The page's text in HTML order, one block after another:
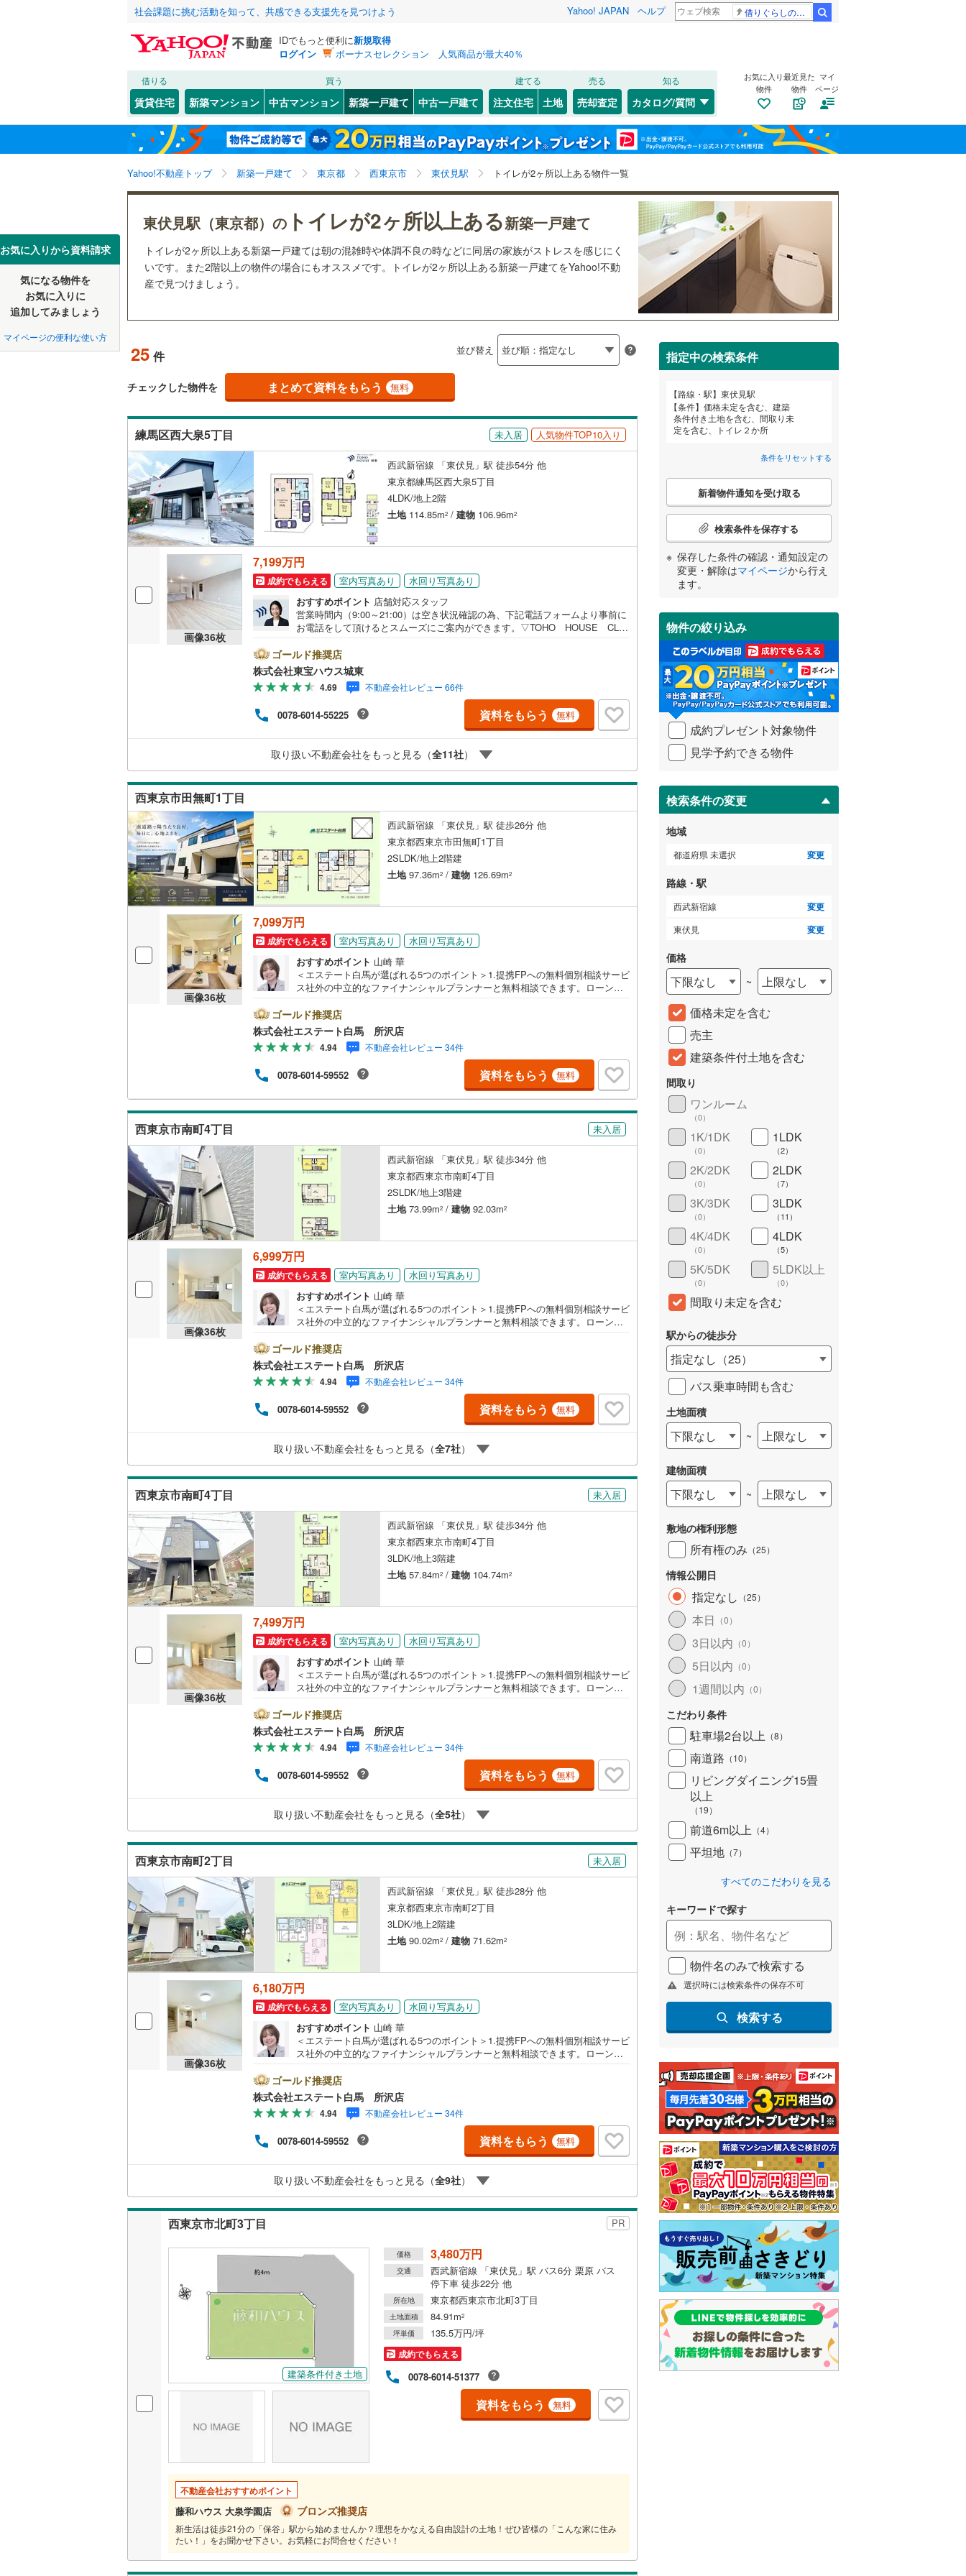
社会課題に挑む活動を知って、共感できる支援先を見つけよう Yahoo! JAPAN ヘルプ 借りぐらしのアリエッティ 耳をすませば
IDでもっと便利に新規取得
ログイン
ボーナスセレクション 人気商品が最大40％
借りる
賃貸住宅
買う
新築マンション 中古マンション 新築一戸建て 中古一戸建て
建てる
注文住宅 土地
売る
売却査定
知る
カタログ/質問
お気に入り
物件
最近見た
物件
マイ
ページ
Yahoo!不動産トップ 新築一戸建て 東京都 西東京市 東伏見駅 トイレが2ヶ所以上ある物件一覧
お気に入りから資料請求
気になる物件を
お気に入りに
追加してみましょう
マイページの便利な使い方
東伏見駅（東京都）の トイレが2ヶ所以上ある新築一戸建て
トイレが2ヶ所以上ある新築一戸建ては朝の混雑時や体調不良の時などに同居の家族がストレスを感じにく
いです。また2階以上の物件の場合にもオススメです。トイレが2ヶ所以上ある新築一戸建てをYahoo!不動
産で見つけましょう。
25 件 並び替え
チェックした物件を まとめて資料をもらう 無料
練馬区西大泉5丁目 未入居 人気物件TOP10入り
西武新宿線 「東伏見」駅 徒歩54分 他
東京都練馬区西大泉5丁目
4LDK/地上2階
土地114.85m2 / 建物 106.96m2
画像36枚
7,199万円
成約でもらえる 室内写真あり
水回り写真あり
おすすめポイント 店舗対応スタッフ
営業時間内（9:00～21:00）は空き状況確認の為、下記電話フォームより事前に
お電話をして頂けるとスムーズにご案内ができます。▽TOHO HOUSE CLU
て暮らしの「安心」を守り続けます。【Yahoo！ 不動産キャンペーン対象店
舗】当店で物件を成約するとPayPayボーナスライトがもらえる「Yahoo！ 不動
産 物件ご成約キャンペーン」の対象になります。「資料をもらう」「見学予約
をする」ボタンからお問い合わせください。※必ずYahoo！ JAPAN IDでログイ
ンしてください。※PayPayボーナスライトは出金と譲渡はできません。ご案
内・詳細な資料のご請求はお気軽にどうぞ♪お電話でのお問い合わせも常時受け
付けております！■頭金0円からのご購入可能です■（諸費用もOK）お気軽にお
ゴールド推奨店
株式会社東宝ハウス城東
4.69 不動産会社レビュー 66件
0078-6014-55225 資料をもらう 無料
取り扱い不動産会社をもっと見る（全11社）
西東京市田無町1丁目
西武新宿線 「東伏見」駅 徒歩26分 他
東京都西東京市田無町1丁目
2SLDK/地上2階建
土地97.36m2 / 建物 126.69m2
画像36枚
7,099万円
成約でもらえる 室内写真あり
水回り写真あり
おすすめポイント 山崎 華
＜エステート白馬が選ばれる5つのポイント＞1.提携FPへの無料個別相談サービ
ス社外の中立的なファイナンシャルプランナーと無料相談できます。ローン返
報が豊富所沢市を中心にたくさんの情報をご用意しております。インターネッ
ト広告前の物件も多数取り揃えております。お客様のご希望エリアをお申し付
けください。3.自社グループでリフォーム、新築請負所沢店の3階はリフォー
ム、注文建築部門の相談スペースです。一級建築士をはじめとした専門スタッ
フがおりますのでご見学とあわせて、リフォームや注文建築についてご相談頂
けます4.年中無休（年末年始除く）で営業しております営業時間 9:30～19:00
この時間はお電話でのお問合わせがスムーズです5.お子様連れでおこしくだ
さいキッズスペース、授乳室、オムツ替えベッド、アンパンマンジュースをご
用意しております。ご見学ご希望の方は、右上の“室内・現地を見学する（無
ゴールド推奨店
株式会社エステート白馬 所沢店
4.94 不動産会社レビュー 34件
0078-6014-59552 資料をもらう 無料
西東京市南町4丁目 未入居
西武新宿線 「東伏見」駅 徒歩34分 他
東京都西東京市南町4丁目
2SLDK/地上3階建
土地73.99m2 / 建物 92.03m2
画像36枚
6,999万円
成約でもらえる 室内写真あり
水回り写真あり
おすすめポイント 山崎 華
＜エステート白馬が選ばれる5つのポイント＞1.提携FPへの無料個別相談サービ
ス社外の中立的なファイナンシャルプランナーと無料相談できます。ローン返
報が豊富所沢市を中心にたくさんの情報をご用意しております。インターネッ
ト広告前の物件も多数取り揃えております。お客様のご希望エリアをお申し付
けください。3.自社グループでリフォーム、新築請負所沢店の3階はリフォー
ム、注文建築部門の相談スペースです。一級建築士をはじめとした専門スタッ
フがおりますのでご見学とあわせて、リフォームや注文建築についてご相談頂
けます4.年中無休（年末年始除く）で営業しております営業時間 9:30～19:00
この時間はお電話でのお問合わせがスムーズです5.お子様連れでおこしくだ
用意しております。ご見学ご希望の方は、右上の“室内・現地を見学する（無
料）をボタンからご予約ください。
ゴールド推奨店
株式会社エステート白馬 所沢店
4.94 不動産会社レビュー 34件
0078-6014-59552 資料をもらう 無料
取り扱い不動産会社をもっと見る（全7社）
西東京市南町4丁目 未入居
西武新宿線 「東伏見」駅 徒歩34分 他
東京都西東京市南町4丁目
3LDK/地上3階建
土地57.84m2 / 建物 104.74m2
画像36枚
7,499万円
成約でもらえる 室内写真あり
水回り写真あり
おすすめポイント 山崎 華
＜エステート白馬が選ばれる5つのポイント＞1.提携FPへの無料個別相談サービ
ス社外の中立的なファイナンシャルプランナーと無料相談できます。ローン返
報が豊富所沢市を中心にたくさんの情報をご用意しております。インターネッ
ト広告前の物件も多数取り揃えております。お客様のご希望エリアをお申し付
けください。3.自社グループでリフォーム、新築請負所沢店の3階はリフォー
ム、注文建築部門の相談スペースです。一級建築士をはじめとした専門スタッ
フがおりますのでご見学とあわせて、リフォームや注文建築についてご相談頂
けます4.年中無休（年末年始除く）で営業しております営業時間 9:30～19:00
この時間はお電話でのお問合わせがスムーズです5.お子様連れでおこしくだ
用意しております。ご見学ご希望の方は、右上の“室内・現地を見学する（無
料）をボタンからご予約ください。
ゴールド推奨店
株式会社エステート白馬 所沢店
4.94 不動産会社レビュー 34件
0078-6014-59552 資料をもらう 無料
取り扱い不動産会社をもっと見る（全5社）
西東京市南町2丁目 未入居
西武新宿線 「東伏見」駅 徒歩28分 他
東京都西東京市南町2丁目
3LDK/地上2階建
土地90.02m2 / 建物 71.62m2
画像36枚
6,180万円
成約でもらえる 室内写真あり
水回り写真あり
おすすめポイント 山崎 華
＜エステート白馬が選ばれる5つのポイント＞1.提携FPへの無料個別相談サービ
ス社外の中立的なファイナンシャルプランナーと無料相談できます。ローン返
報が豊富所沢市を中心にたくさんの情報をご用意しております。インターネッ
ト広告前の物件も多数取り揃えております。お客様のご希望エリアをお申し付
けください。3.自社グループでリフォーム、新築請負所沢店の3階はリフォー
ム、注文建築部門の相談スペースです。一級建築士をはじめとした専門スタッ
フがおりますのでご見学とあわせて、リフォームや注文建築についてご相談頂
けます4.年中無休（年末年始除く）で営業しております営業時間 9:30～19:00
この時間はお電話でのお問合わせがスムーズです5.お子様連れでおこしくだ
用意しております。ご見学ご希望の方は、右上の“室内・現地を見学する（無
料）をボタンからご予約ください。
ゴールド推奨店
株式会社エステート白馬 所沢店
4.94 不動産会社レビュー 34件
0078-6014-59552 資料をもらう 無料
取り扱い不動産会社をもっと見る（全9社）
西東京市北町3丁目 PR
建築条件付き土地
価格 3,480万円
交通
西武新宿線 「東伏見」駅 バス6分 栗原 バス
停下車 徒歩22分 他
所在地 東京都西東京市北町3丁目
土地面積 84.91m2
坪単価 135.5万円/坪
成約でもらえる
0078-6014-51377
資料をもらう 無料
不動産会社おすすめポイント
藤和ハウス 大泉学園店 ブロンズ推奨店
新生活は徒歩21分の「保谷」駅から始めませんか？理想をかなえる自由設計の土地！ぜひ皆様の「こんな家に住み
たい！」をお聞かせ下さい。お気軽にお問合せください！
指定中の検索条件
路線・駅
東伏見駅
条件
価格未定を含む、建築
条件付き土地を含む、間取り未
定を含む、トイレ２か所
条件をリセットする
こ
検
条
件
受
け
取
る
・
条
件
を
イ
ペ
ジ
に
保
存
す
る
新着物件通知を受け取る
検索条件を保存する
保存した条件の確認・通知設定の
変更・解除はマイページから行え
ます。
物件の絞り込み
成約プレゼント対象物件
見学予約できる物件
検索条件の変更
地域
都道府県 未選択 変更
路線・駅
西武新宿線 変更
東伏見 変更
価格
下限なし ~
上限なし
価格未定を含む
売主
建築条件付土地を含む
間取り
ワンルーム
（0）
1K/1DK
（0）
1LDK
（2）
2K/2DK
（0）
2LDK
（7）
3K/3DK
（0）
3LDK
（11 ）
4K/4DK
（0）
4LDK
（5）
5K/5DK
（0）
5LDK以上
（0）
間取り未定を含む
駅からの徒歩分
指定なし （25）
バス乗車時間も含む
土地面積
下限なし ~ 上限なし
建物面積
下限なし ~ 上限なし
敷地の権利形態
所有権のみ （25）
情報公開日
指定なし （25）
本日 （0）
3日以内 （0）
5日以内 （0）
1週間以内 （0）
こだわり条件
駐車場2台以上 （8）
南道路 （10）
リビングダイニング15畳
以上
（19）
前道6m以上 （4）
平坦地 （7）
すべてのこだわりを見る
キーワードで探す
物件名のみで検索する
選択時には検索条件の保存不可
検索する
北海道 北海道
東北 青森 岩手 宮城 秋田 山形 福島
関東 東京 神奈川 埼玉 千葉 茨城
新潟 長野 富山 石川
東海 愛知 岐阜 静岡 三重
近畿 和歌山
中国 鳥取 島根 岡山 広島 山口
高知
福岡 佐賀 長崎 鹿児島 沖縄
該当物件0件 この条件で検索する 条件をリセットする
該当物件0件 この条件で検索する 条件をリセットする
該当物件0件 この条件で検索する 条件をリセットする
JR 函館本線(0) 札沼線(0) 千歳線(0)
石勝線(0) 室蘭本線(0) 日高本線(0)
根室本線(0) 富良野線(0) 宗谷本線(0)
石北本線
(0) 釧網本線(0)
常磐線(1,082) 水郡線(209) 川越線(665)
高崎線(1,458) 上越線(250) 吾妻線(50
)
両毛線(289) 水戸線(61) 日光線 (160)
仙石線
釜石線(5)
花輪線 (0) 八戸線(3)
大湊線(0)
陸羽西線(0)
米坂線(2) 左沢線( 46
五能線(0)
羽越本線
5) 信越本線(107)
飯山線(0 越後線(13 弥彦線(0)
湘南新宿ライン（宇都宮～逗子）
(1,996)
湘南新宿ライン（前橋～小田原）
総武本線(583)
外房線(204) 内房線 京葉線(253
成田線(218) 鹿島線 (5) 久留里線(137)
山手線(75)
南武線(420) 武蔵野線(1,758)
横浜線 (1,752) 横須賀線(698 )
相模線(1,413) 中央本線（JR東日本）(960 青梅線
五日市線(203) 八高線 小海線(6)
篠ノ井線(10) 大糸線（JR東日本）(4)
総武線(948)
伊東線
1) 東海道本線（JR東海） 御殿場線
身延線( 118) 中央本線（JR東海）
武豊線
146 ) 高山本線（JR東海） 太多線 (65
関西本線（JR東海）(246) 紀勢本線（JR東海）(7) 名松線(4)
参宮線(0) 博多南線 東海道本線（JR西日本）
大糸線（JR西日本）( 0) 小浜線
越美北線(1) 七尾線(0) 城端線(0 )
氷見線 (0) 関西本線（JR西日本） (
紀勢本線（JR西日本）(3) 大阪環状線
福知山線 山陽本線（JR西日本）( 872)
播但線(56) 姫新線
(36
宇野線(40) 伯備線(67) 芸備線(79 )
福塩線(40) 呉線( 可部線(53)
岩徳線(0) 宇部線(0)
小野田線(1) 山陰本線(
舞鶴線( 1)
木次線(0) 草津線 奈良線 (180
桜井線(146) 片町線(223) 和歌山線(104)
東西線(40)
おおさか東線(91 予讃線(1 )
内子線 (0 高徳線(1)
鳴門線(0) 徳島線(1) 牟岐線(2)
山陽本線（JR九州） (29)
鹿児島本線(1,307) 香椎線(278) 篠栗線(138
指宿枕崎線 144
長崎本線( 122) 唐津線( 31
佐世保線(10 大村線 久大本線(97)
豊肥本線(449 日豊本線( 日田彦山線(
日南線(26) 筑豊本線(162 )
後藤寺線
北海道新幹線(0
東北新幹線(558) 上越新幹線 山形新幹線(486 )
秋田新幹線(298) 北陸新幹線(373) 東海道新幹線
西九州新幹線(9)
札幌市営地下鉄南北線 札幌市営地下鉄東西線(2 札幌市営地下鉄東豊線
仙台市地下鉄東西線(103) 東京メトロ銀座線
東京メトロ丸ノ内線(111 ) 東京メトロ丸ノ内方南支線 東京メトロ日比谷線
東京メトロ東西線(328) 東京メトロ千代田線(159) 東京メトロ有楽町線
東京メトロ半蔵門線(21) 東京メトロ南北線(83) 東京メトロ副都心線( 168 )
都営浅草線(47) 都営三田線 都営新宿線( 374 )
都営大江戸線
103
横浜市営地下鉄グリーンライン
340)
名古屋市営地下鉄東山線(429) 名古屋市営地下鉄名城線(337) 名古屋市営地下鉄鶴舞線(273)
名古屋市営地下鉄桜通線(387) 名古屋市営地下鉄上飯田線
京都市営地下鉄烏丸線 (28) OsakaMetro長堀鶴見緑地線
OsakaMetro今里筋線(38) OsakaMetro御堂筋線(86 )
OsakaMetro四つ橋線
OsakaMetro千日前線(13)
OsakaMetro堺筋線( ) 神戸市営地下鉄海岸線(24)
福岡市地下鉄空港線( 福岡市地下鉄箱崎線(11 福岡市地下鉄七隈線(266)
函館市電宝来・谷地頭線(0)
道南いさりび鉄道(0) わたらせ渓谷鐵道(1) 真岡鐵道(14)
山形鉄道フラワー長井線(0)
秋田内陸縦貫鉄道(0) しなの鉄道北しなの線
えちごトキめき鉄道妙高はねうまラ
イン(3)
いすみ鉄道
北越急行ほくほく線 しなの鉄道(20)
IGRいわて銀河鉄道
津軽鉄道(0)
弘南鉄道弘南線
三陸鉄道リアス線(9)
由利高原鉄道鳥海山ろく線
福島交通飯坂線 仙台空港アクセス線(68)
上田電鉄別所線( 5)
宇都宮ライトレール
関東鉄道竜ケ崎線(36)
上毛電気鉄道上毛線(
流鉄流山線(219) つくばエクスプレス(652)
京成本線(763) 京成押上線(73)
該当物件0件 この条件で検索する 条件をリセットする
(2) (3) (11) (19) (10) (6) (13) 鷺ノ宮 (53) (33) (36)
48) (52 ) (25 (70) (101) (142) (63) (10) (24) (137
( 83)
該当物件0件 この条件で検索する 条件をリセットする
こだわり条件 設備
床暖房（11） オール電化（0） トイレ２か所（25）
駐車場2台以上（8） ビルトインガレージ（5） 太陽光発電システム（5）
ＴＶモニタ付インターホン
（21）
防犯カメラ（1 ）
配置、向き、建ち方、日当たり
前道6m以上（4 ） 角地（5） 南道路（10）
LD
（19）
（16）
設計住宅性能評価付き
（3）
住宅性能評価付き（2
長期優良住宅（0
大規模（総区画数50戸以上）
立地
最寄りの駅が始発駅 小学校まで1km以内（ 19）
間取り、居室全体
吹き抜け（6） バリアフリー住宅 （12） 間取り変更可能（
二世帯向け（0 3階建て以上（2 ）
サービスルーム（納戸）
独立型キッチン（1） 対面キッチン（24）
浴室乾燥機あり （23
バルコニー、庭
ウッドデッキあり（
収納
ウォークインクローゼット
（18 ）
販売、価格、契約、入居関連など
即入居可能（ 9）
オンライン対応
オンライン内見(相談)可（14） IT重説可（13）
オンライン対応とは？ 詳しく見る
該当物件0件 この条件で検索する 条件をリセットする
検索条件を保存しました
この検索条件の新着物件通知は、 マイページから設定できます。
保存した条件を見る
東伏見駅、価格未定を含む、建築条件付き土地を含む、
間取り未定を含む、トイレ２か所
検索条件を保存する
閉じる お気に入りリストを見る
閉じる
閉じる お気に入りリストを見る
閉じる